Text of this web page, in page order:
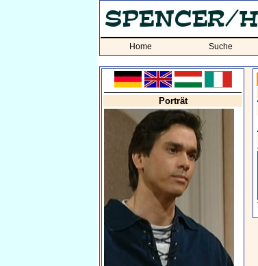
Home Suche
Porträt